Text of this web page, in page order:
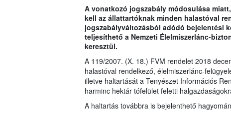
A vonatkozó jogszabály módosulása
kell az állattartóknak minden halastóval
jogszabályváltozásból adódó bejelentési
teljesíthető a Nemzeti Élelmiszerlánc-
keresztül.
A 119/2007. (X. 18.) FVM rendelet 2018
halastóval rendelkező, élelmiszerlánc-
illetve haltartását a Tenyészet Információs
harminc hektár tófelület feletti
A haltartás továbbra is bejelenthető